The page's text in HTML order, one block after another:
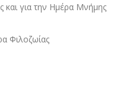
και για την Ημέρα Μνήμης
Φιλοζωίας